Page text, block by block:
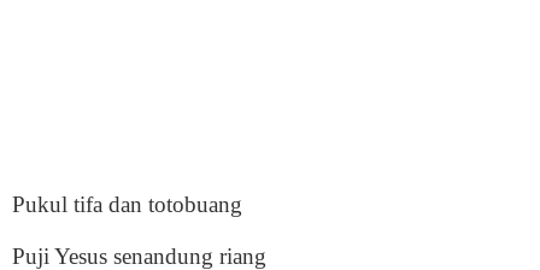
Pukul tifa dan totobuang
Puji Yesus senandung riang